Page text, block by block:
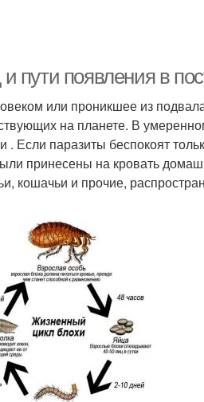
пути появления в
или проникшее из
на планете. В
Если паразиты беспокоят
принесены на кровать
кошачьи и прочие,